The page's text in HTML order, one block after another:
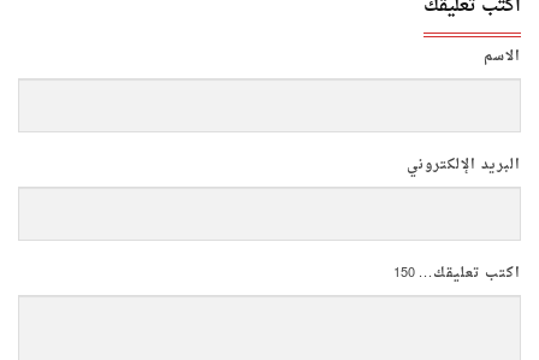
الاسم
البريد الإلكتروني
اكتب تعليقك...150